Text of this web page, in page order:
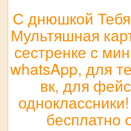
С днюшкой
Мультяшная
сестренке с
whatsApp, для
вк, для
бесплатно